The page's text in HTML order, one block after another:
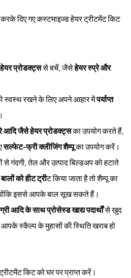
करके दिए गए कस्टमाइज्ड हेयर ट्रीटमेंट किट
प्रोडक्ट्ससे बचें, जैसेहेयर स्प्रे और
स्वस्थ रखने के लिए अपने आहार मेंपर्याप्त
आदि जैसे हेयर प्रोडक्ट्सका उपयोग करते हैं,
सल्फेट-फ्री क्लीजिंग शैम्पूका उपयोग करें।
गंदगी, तेल और उत्पाद बिल्डअप को हटाते
बालों को हीट ट्रीट किया जाता है तो शैम्पू का
इससे आपके बाल सूख सकते हैं।
आदि के साथ प्रोसेस्ड खाद्य पदार्थोंसे खुद
स्कैल्प के मुहासों की स्थिति खराब हो
ट्रीटमेंट किट को घर पर प्राप्त करें।